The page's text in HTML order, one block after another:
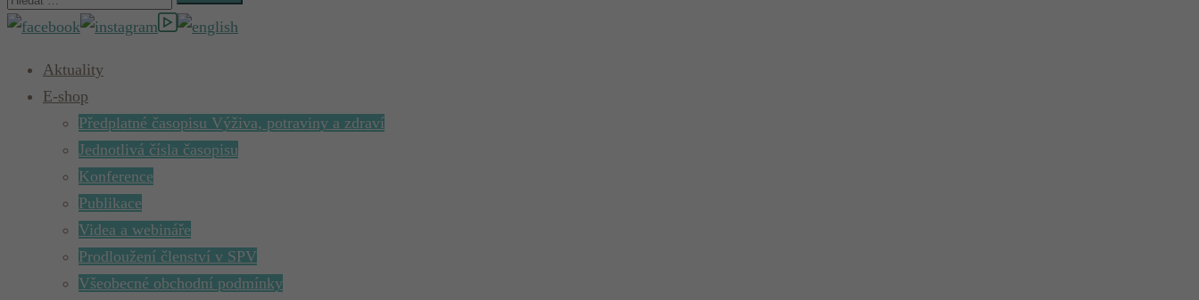
Aktuality
E-shop
Předplatné časopisu Výživa, potraviny a zdraví
Jednotlivá čísla časopisu
Konference
Publikace
Videa a webináře
Prodloužení členství v SPV
Všeobecné obchodní podmínky